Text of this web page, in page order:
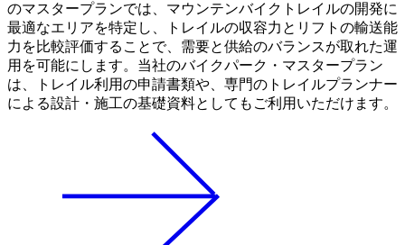
のマスタープランでは、マウンテンバイクトレイルの開発に
最適なエリアを特定し、トレイルの収容力とリフトの輸送能
力を比較評価することで、需要と供給のバランスが取れた運
用を可能にします。当社のバイクパーク・マスタープラン
は、トレイル利用の申請書類や、専門のトレイルプランナー
による設計・施工の基礎資料としてもご利用いただけます。